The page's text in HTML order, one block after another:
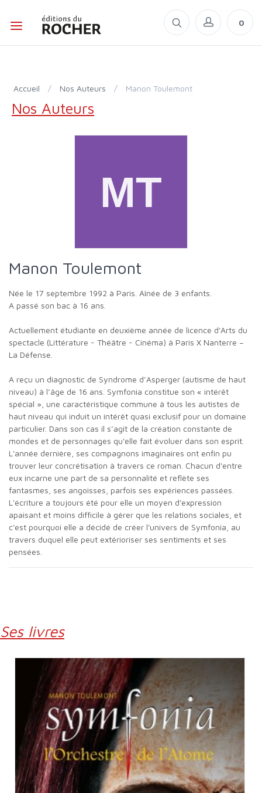
0
Accueil / Nos Auteurs / Manon Toulemont
Nos Auteurs
Manon Toulemont
Née le 17 septembre 1992 à Paris. Aînée de 3 enfants.
A passé son bac à 16 ans.
Actuellement étudiante en deuxième année de licence d'Arts du
spectacle (Littérature - Théâtre - Cinéma) à Paris X Nanterre –
La Défense.
A reçu un diagnostic de Syndrome d’Asperger (autisme de haut
niveau) à l’âge de 16 ans. Symfonia constitue son « intérêt
spécial », une caractéristique commune à tous les autistes de
haut niveau qui induit un intérêt quasi exclusif pour un domaine
particulier. Dans son cas il s’agit de la création constante de
mondes et de personnages qu'elle fait évoluer dans son esprit.
L'année dernière, ses compagnons imaginaires ont enfin pu
trouver leur concrétisation à travers ce roman. Chacun d'entre
eux incarne une part de sa personnalité et reflète ses
fantasmes, ses angoisses, parfois ses expériences passées.
L'écriture a toujours été pour elle un moyen d'expression
apaisant et moins difficile à gérer que les relations sociales, et
c'est pourquoi elle a décidé de créer l'univers de Symfonia, au
travers duquel elle peut extérioriser ses sentiments et ses
pensées.
Ses livres